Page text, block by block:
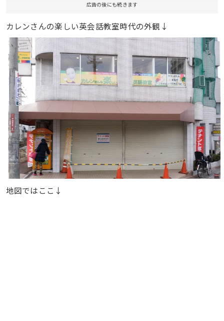
広告の後にも続きます
カレンさんの楽しい英会話教室時代の外観↓
地図ではここ↓